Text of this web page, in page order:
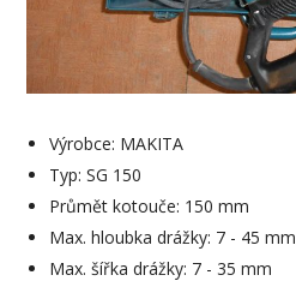
Výrobce: MAKITA
Typ: SG 150
Průmět kotouče: 150 mm
Max. hloubka drážky: 7 - 45 mm
Max. šířka drážky: 7 - 35 mm